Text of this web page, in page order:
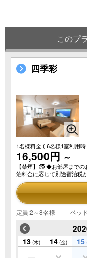
このプ
四季彩
1名様料金( 6名様1室利用時
16,500円 ～
【禁煙】🚭 ◆お部屋まで
泊料金に応じて別途宿泊税
定員:2～8名様 ベッ
13 (木) 14 (金) 15